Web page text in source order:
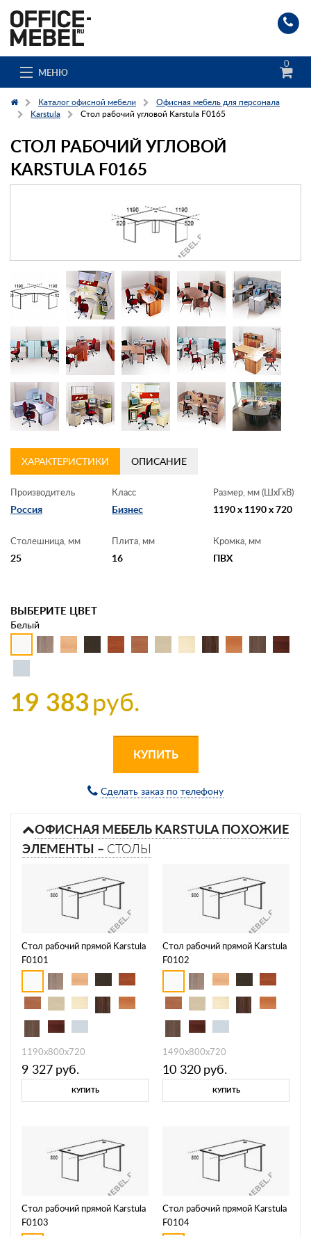
МЕНЮ
0
Каталог
О компании
Заказ каталога
Контакты
Заказать обратный звонок
Каталог офисной мебели
Офисная мебель для персонала
Karstula
Стол рабочий угловой Karstula F0165
СТОЛ РАБОЧИЙ УГЛОВОЙ
KARSTULA F0165
ХАРАКТЕРИСТИКИ ОПИСАНИЕ
Производитель
Россия
Класс
Бизнес
Размер, мм (ШхГхВ)
1190 x 1190 x 720
Столешница, мм
25
Плита, мм
16
Кромка, мм
ПВХ
ВЫБЕРИТЕ ЦВЕТ
Белый
19 383руб.
КУПИТЬ
Сделать заказ по телефону
ОФИСНАЯ МЕБЕЛЬ KARSTULA ПОХОЖИЕ
ЭЛЕМЕНТЫ – СТОЛЫ
Стол рабочий прямой Karstula
F0101
1190х800х720
9 327 руб.
КУПИТЬ
Стол рабочий прямой Karstula
F0102
1490х800х720
10 320 руб.
КУПИТЬ
Стол рабочий прямой Karstula
F0103
Стол рабочий прямой Karstula
F0104